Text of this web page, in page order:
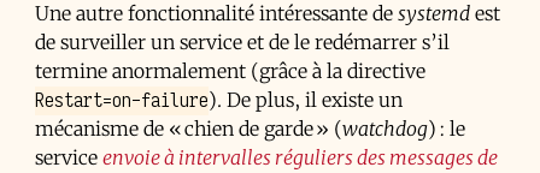
Une autre fonctionnalité intéressante de systemdest
de surveiller un service et de le redémarrer s’il
termine anormalement (grâce à la directive
Restart=on-failure). De plus, il existe un
mécanisme de « chien de garde » (watchdog) : le
service envoie à intervalles réguliers des messages de